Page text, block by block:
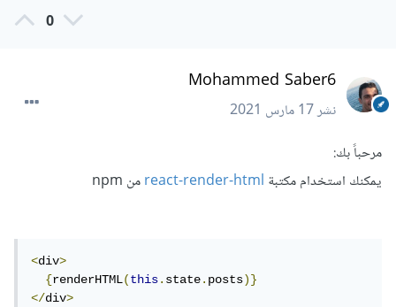
0
Mohammed Saber6
نشر17 مارس 2021
مرحباً بك:
يمكنك استخدام مكتبة react-render-htmlمن npm
<div>
{renderHTML(this.state.posts)}
</div>